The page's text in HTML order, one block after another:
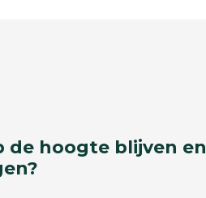
de hoogte blijven